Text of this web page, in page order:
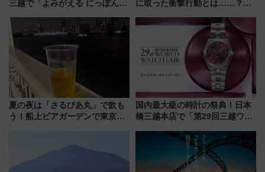
三越で「よみがえる にっぽんの
敬の名作写真も、駅弁フェスも
同時開催！
に取った衝撃行動とは……？
で極上の夏祭り鉄道旅を放送
夏の夜は「さるびあ丸」で飲も
う！船上ビアガーデンで東京湾
国内最大級の時計の祭典！日本
橋三越本店で「第29回三越ワー
【2026年8月5日～25日】